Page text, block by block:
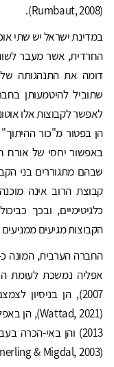
(Rumbaut, 2008).
במדינת ישראל יש שתי
החרדית, אשר מעבר
דומה את התנהגותה של
שתוביל להיטמעותן
לאפשר לקבוצות אלו
הן בפטור מ"כור
באפשור יחסי של אורח
שבהם מתגוררים בני
קבוצת הרוב אינה
כלגיטימיים, ובכך
הקבוצות מגיעים
2007), הן בניסיון
2013) והן באי-